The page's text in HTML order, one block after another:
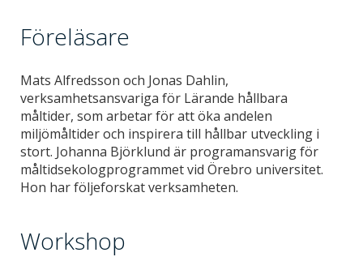
Föreläsare
Mats Alfredsson och Jonas Dahlin,
verksamhetsansvariga för Lärande hållbara
måltider, som arbetar för att öka andelen
miljömåltider och inspirera till hållbar utveckling i
stort. Johanna Björklund är programansvarig för
måltidsekologprogrammet vid Örebro universitet.
Hon har följeforskat verksamheten.
Workshop